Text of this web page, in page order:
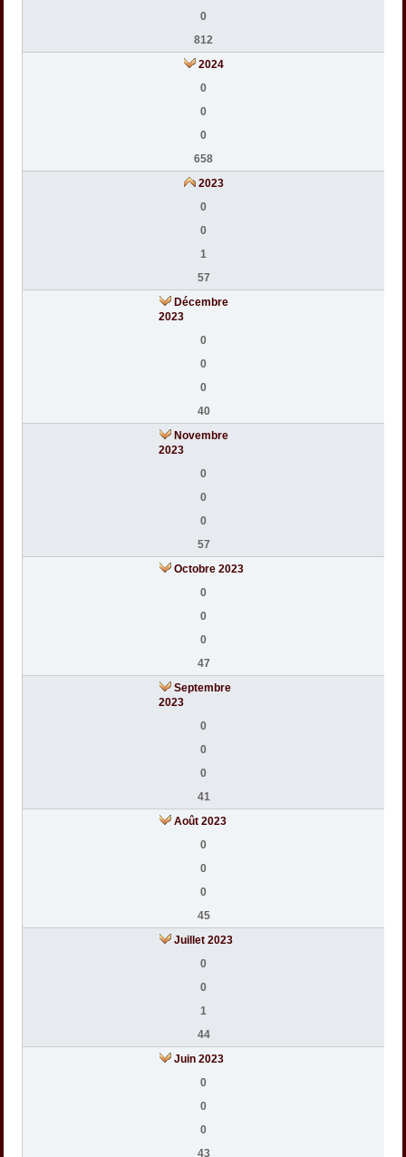
0
812
2024
0
0
0
658
2023
0
0
1
57
Décembre
2023
0
0
0
40
Novembre
2023
0
0
0
57
Octobre 2023
0
0
0
47
Septembre
2023
0
0
0
41
Août 2023
0
0
0
45
Juillet 2023
0
0
1
44
Juin 2023
0
0
0
43